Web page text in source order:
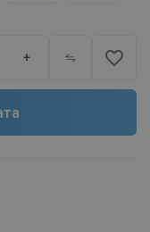
+ favorite_border